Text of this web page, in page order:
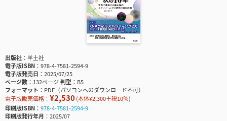
出版社
羊土社
電子版ISBN
978-4-7581-2594-9
電子版発売日
2025/07/25
ページ数
132ページ判型
B5
フォーマット
PDF（パソコンへのダウンロード不可）
電子版販売価格： ¥2,530(本体¥2,300＋税10％)
印刷版ISBN
978-4-7581-2594-9
印刷版発行年月
2025/07